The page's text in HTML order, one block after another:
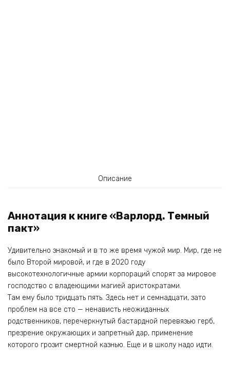
Описание
Аннотация к книге «Варлорд. Темный
пакт»
Удивительно знакомый и в то же время чужой мир. Мир, где не
было Второй мировой, и где в 2020 году
высокотехнологичные армии корпораций спорят за мировое
господство с владеющими магией аристократами.
Там ему было тридцать пять. Здесь нет и семнадцати, зато
проблем на все сто — ненависть неожиданных
родственников, перечеркнутый бастардной перевязью герб,
презрение окружающих и запретный дар, применение
которого грозит смертной казнью. Еще и в школу надо идти.